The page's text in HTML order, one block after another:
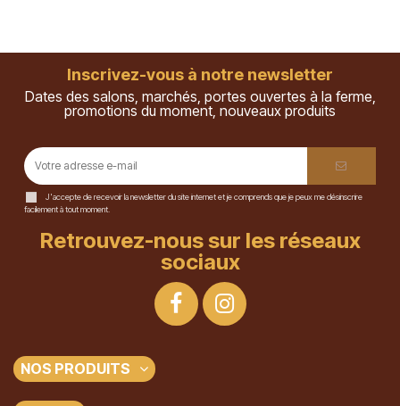
Inscrivez-vous à notre newsletter
Dates des salons, marchés, portes ouvertes à la ferme,
promotions du moment, nouveaux produits
J'accepte de recevoir la newsletter du site internet et je comprends que je peux me désinscrire
facilement à tout moment.
Retrouvez-nous sur les réseaux
sociaux
NOS PRODUITS